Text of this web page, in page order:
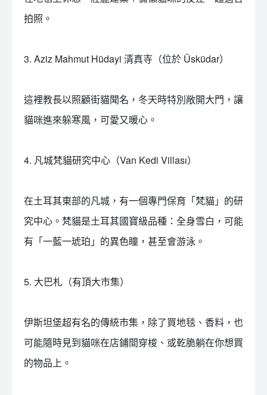
拍照。
3. Aziz Mahmut Hüdayi 清真寺（位於 Üsküdar）
這裡教長以照顧街貓聞名，冬天時特別敞開大門，讓
貓咪進來躲寒風，可愛又暖心。
4. 凡城梵貓研究中心（Van Kedi Villası）
在土耳其東部的凡城，有一個專門保育「梵貓」的研
究中心。梵貓是土耳其國寶級品種：全身雪白，可能
有「一藍一琥珀」的異色瞳，甚至會游泳。
5. 大巴札（有頂大市集）
伊斯坦堡超有名的傳統市集，除了買地毯、香料，也
可能隨時見到貓咪在店鋪間穿梭、或乾脆躺在你想買
的物品上。